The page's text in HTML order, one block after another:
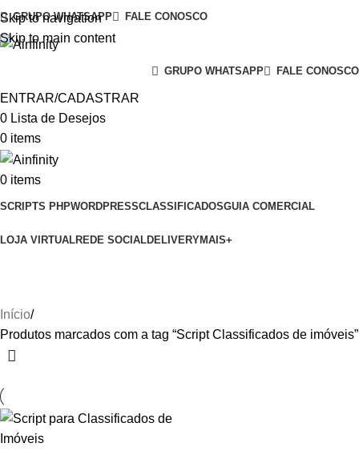
Skip to navigation
Skip to main content
GRUPO WHATSAPP FALE CONOSCO
GRUPO WHATSAPP FALE CONOSCO
ENTRAR/CADASTRAR
0 Lista de Desejos
0 items
0 items
SCRIPTS PHPWORDPRESSCLASSIFICADOSGUIA COMERCIAL
LOJA VIRTUALREDE SOCIALDELIVERYMAIS+
Início
Produtos marcados com a tag “Script Classificados de imóveis”